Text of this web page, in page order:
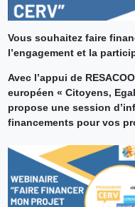
Vous souhaitez faire
l’engagement et la
Avec l’appui de
européen « Citoyens,
propose une session
financements pour vos